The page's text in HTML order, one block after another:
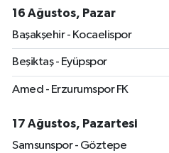
16 Ağustos, Pazar
Başakşehir - Kocaelispor
Beşiktaş - Eyüpspor
Amed - Erzurumspor FK
17 Ağustos, Pazartesi
Samsunspor - Göztepe